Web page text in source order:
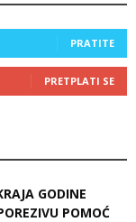
PRATITE
PRETPLATI SE
GODINE
POMOĆ